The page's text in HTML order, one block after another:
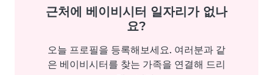
근처에 베이비시터 일자리가 없나
요?
오늘 프로필을 등록해보세요. 여러분과 같
은 베이비시터를 찾는 가족을 연결해 드리